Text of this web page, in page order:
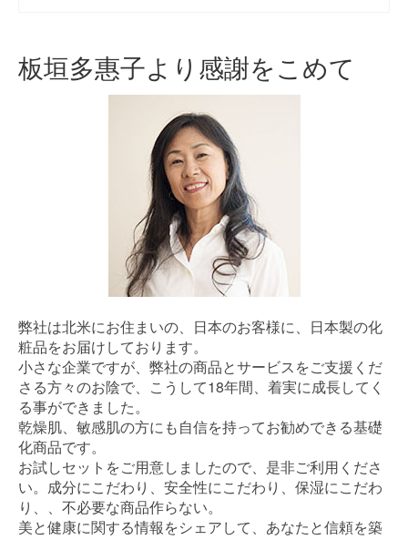
板垣多惠子より感謝をこめて
弊社は北米にお住まいの、日本のお客様に、日本製の化
粧品をお届けしております。
小さな企業ですが、弊社の商品とサービスをご支援くだ
さる方々のお陰で、こうして18年間、着実に成長してく
る事ができました。
乾燥肌、敏感肌の方にも自信を持ってお勧めできる基礎
化商品です。
お試しセットをご用意しましたので、是非ご利用くださ
い。成分にこだわり、安全性にこだわり、保湿にこだわ
り、、不必要な商品作らない。
美と健康に関する情報をシェアして、あなたと信頼を築